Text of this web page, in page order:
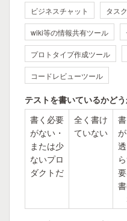
ビジネスチャット タス
wiki等の情報共有ツール
プロトタイプ作成ツール
コードレビューツール
テストを書いているかど
書く必要
がない・
または少
ないプロ
ダクトだ
全く書け
ていない